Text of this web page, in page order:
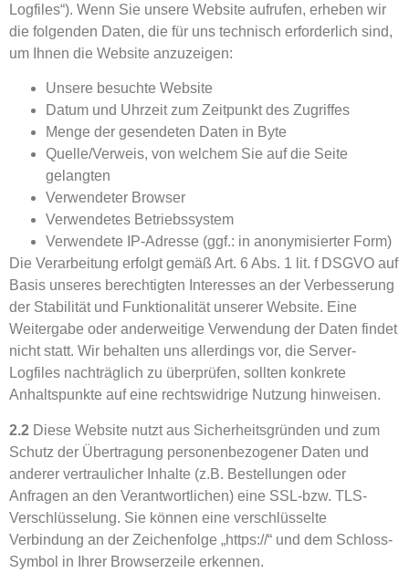
Logfiles“). Wenn Sie unsere Website aufrufen, erheben wir
die folgenden Daten, die für uns technisch erforderlich sind,
um Ihnen die Website anzuzeigen:
Unsere besuchte Website
Datum und Uhrzeit zum Zeitpunkt des Zugriffes
Menge der gesendeten Daten in Byte
Quelle/Verweis, von welchem Sie auf die Seite
gelangten
Verwendeter Browser
Verwendetes Betriebssystem
Verwendete IP-Adresse (ggf.: in anonymisierter Form)
Die Verarbeitung erfolgt gemäß Art. 6 Abs. 1 lit. f DSGVO auf
Basis unseres berechtigten Interesses an der Verbesserung
der Stabilität und Funktionalität unserer Website. Eine
Weitergabe oder anderweitige Verwendung der Daten findet
nicht statt. Wir behalten uns allerdings vor, die Server-
Logfiles nachträglich zu überprüfen, sollten konkrete
Anhaltspunkte auf eine rechtswidrige Nutzung hinweisen.
2.2 Diese Website nutzt aus Sicherheitsgründen und zum
Schutz der Übertragung personenbezogener Daten und
anderer vertraulicher Inhalte (z.B. Bestellungen oder
Anfragen an den Verantwortlichen) eine SSL-bzw. TLS-
Verschlüsselung. Sie können eine verschlüsselte
Verbindung an der Zeichenfolge „https://“ und dem Schloss-
Symbol in Ihrer Browserzeile erkennen.